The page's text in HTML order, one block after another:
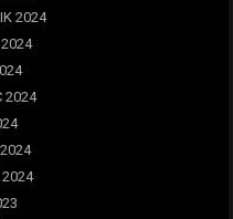
2024
2024
2024
2024